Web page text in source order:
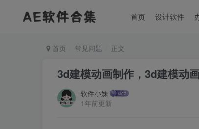
首页 设计软件
首页 常见问题 正文
3d建模动画制作，3d建模动
软件小妹
1年前更新